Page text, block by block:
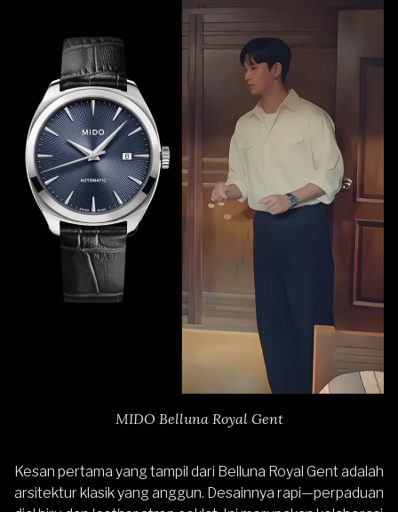
MIDO Belluna Royal Gent
Kesan pertama yang tampil dari Belluna Royal Gent adalah
arsitektur klasik yang anggun. Desainnya rapi—perpaduan